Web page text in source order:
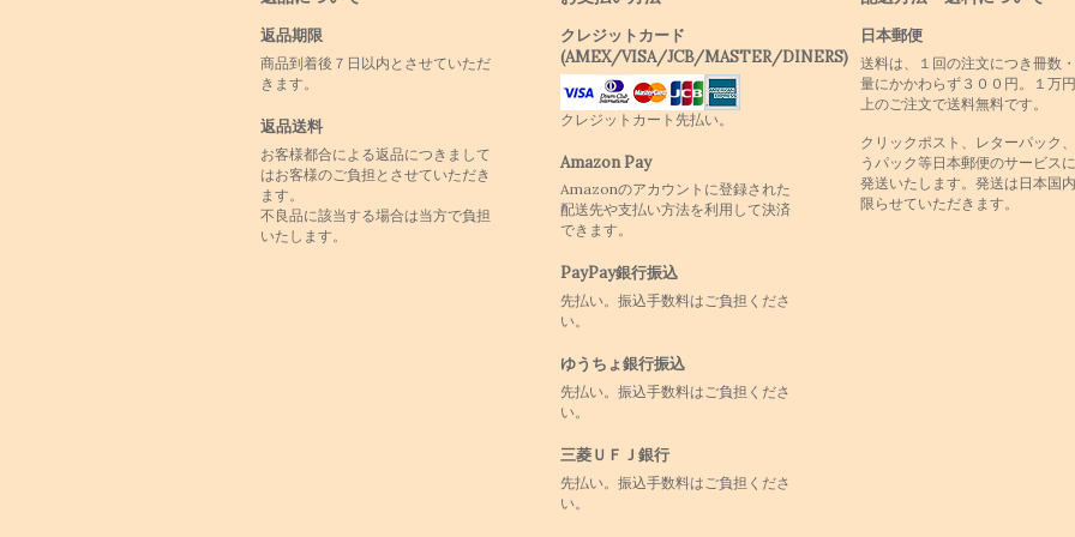
返品期限
商品到着後７日以内とさせていただ
きます。
返品送料
お客様都合による返品につきまして
はお客様のご負担とさせていただき
ます。
不良品に該当する場合は当方で負担
いたします。
クレジットカード
(AMEX/VISA/JCB/MASTER/DINERS)
クレジットカート先払い。
Amazon Pay
Amazonのアカウントに登録された
配送先や支払い方法を利用して決済
できます。
PayPay銀行振込
先払い。振込手数料はご負担くださ
い。
ゆうちょ銀行振込
先払い。振込手数料はご負担くださ
い。
三菱ＵＦＪ銀行
先払い。振込手数料はご負担くださ
い。
日本郵便
送料は、１回の注文につき冊数
量にかかわらず３００円。１万
上のご注文で送料無料です。
クリックポスト、レターパック
うパック等日本郵便のサービス
発送いたします。発送は日本国
限らせていただきます。